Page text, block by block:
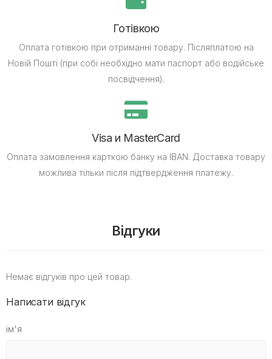
Готівкою
Оплата готівкою при отриманні товару. Післяплатою на
Новій Пошті (при собі необхідно мати паспорт або водійське
посвідчення).
Visa и MasterCard
Оплата замовлення карткою банку на IBAN. Доставка товару
можлива тільки після підтвердження платежу.
Відгуки
Немає відгуків про цей товар.
Написати відгук
ім'я